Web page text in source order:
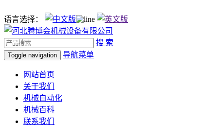
语言选择：
搜 索
Toggle navigation 导航菜单
网站首页
关于我们
机械自动化
机械百科
联系我们